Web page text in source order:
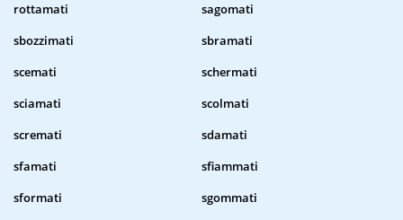
rottamati
sagomati
sbozzimati
sbramati
scemati
schermati
sciamati
scolmati
scremati
sdamati
sfamati
sfiammati
sformati
sgommati